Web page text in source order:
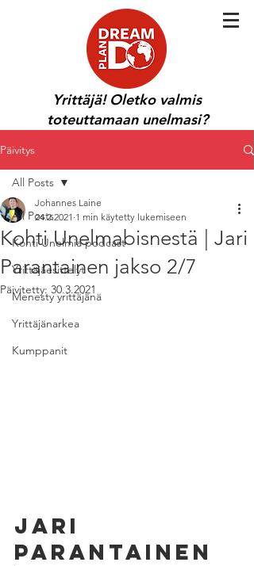
Yrittäjä! Oletko valmis
toteuttamaan unelmasi?
Päivitys
All Posts
Kohti Unelmia podcast
Yrittäjäesittelyt
Menesty yrittäjänä
Yrittäjänarkea
Kumppanit
All Posts
Kohti Unelmabisnestä | Jari
Parantainen jakso 2/7
Johannes Laine
24.2.2021 1 min käytetty lukemiseen
Päivitetty: 30.3.2021
JARI
PARANTAINEN